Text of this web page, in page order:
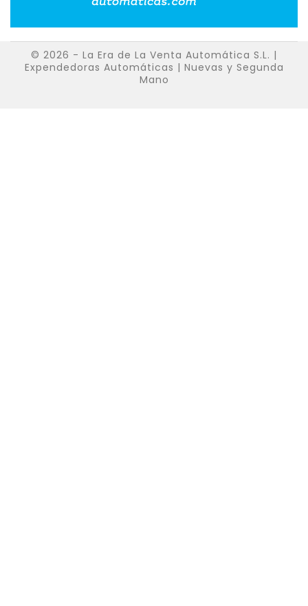
© 2026 - La Era de La Venta Automática S.L. |
Expendedoras Automáticas | Nuevas y Segunda
Mano